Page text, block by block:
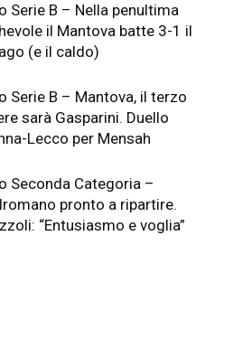
Serie B – Nella penultima
il Mantova batte 3-1 il
(e il caldo)
Serie B – Mantova, il terzo
sarà Gasparini. Duello
Lecco per Mensah
Seconda Categoria –
pronto a ripartire.
“Entusiasmo e voglia”